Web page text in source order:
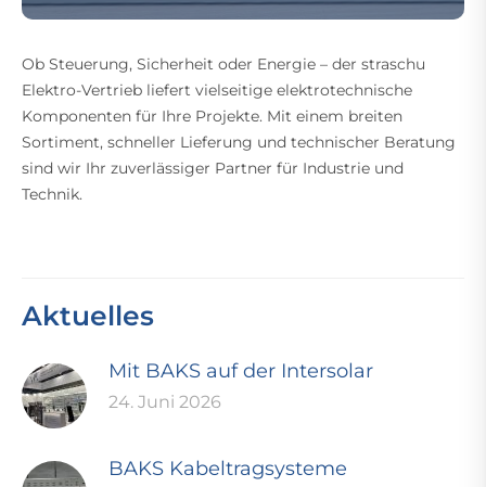
Ob Steuerung, Sicherheit oder Energie – der straschu
Elektro-Vertrieb liefert vielseitige elektrotechnische
Komponenten für Ihre Projekte. Mit einem breiten
Sortiment, schneller Lieferung und technischer Beratung
sind wir Ihr zuverlässiger Partner für Industrie und
Technik.
Aktuelles
Mit BAKS auf der Intersolar
24. Juni 2026
BAKS Kabeltragsysteme